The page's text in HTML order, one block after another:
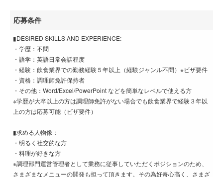
応募条件
▮DESIRED SKILLS AND EXPERIENCE:
・学歴：不問
・語学：英語日常会話程度
・経験：飲食業界での勤務経験５年以上（経験ジャンル不問）※ビザ要件
・資格：調理師免許保持者
・その他：Word/Excel/PowerPoint などを簡単なレベルで使える方
※学歴が大卒以上の方は調理師免許がない場合でも飲食業界で経験３年以
上の方は応募可能（ビザ要件）
▮求める人物像：
・明るく社交的な方
・料理が好きな方
※調理部門運営管理者として業務に従事していただくポジションのため、
さまざまなメニューの開発も担って頂きます。その為好奇心高く、さまざ